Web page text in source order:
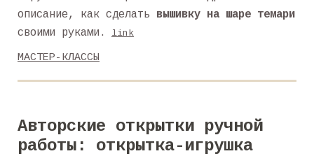
описание, как сделать вышивку на шаре темари
своими руками.
link
МАСТЕР-КЛАССЫ
Авторские открытки ручной
работы: открытка-игрушка